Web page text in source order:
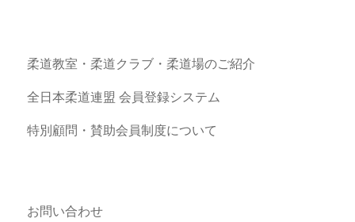
柔道教室・柔道クラブ・柔道場のご紹介
全日本柔道連盟 会員登録システム
特別顧問・賛助会員制度について
お問い合わせ